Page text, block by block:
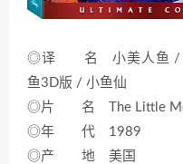
◎译 名 小美人鱼 /
鱼3D版 / 小鱼仙
◎片 名 The Little
◎年 代 1989
◎产 地 美国